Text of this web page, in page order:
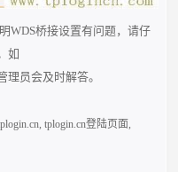
WDS桥接设置有问题，请仔
如
员会及时解答。
,tplogin.cn登陆页面,